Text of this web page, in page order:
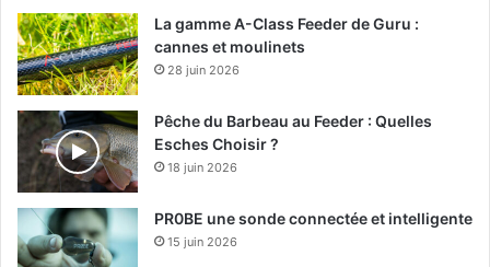
La gamme A-Class Feeder de Guru :
cannes et moulinets
28 juin 2026
Pêche du Barbeau au Feeder : Quelles
Esches Choisir ?
18 juin 2026
PR0BE une sonde connectée et intelligente
15 juin 2026